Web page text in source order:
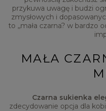
przykuwa uwagę i budzi
zmysłowych i
to ,,mała czarna? w bardzo
MAŁA
Czarna sukienka
zdecydowanie opcja dla